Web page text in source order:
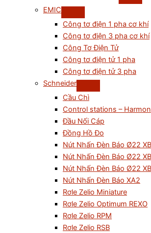
EMIC
Công tơ điện 1 pha cơ khí
Công tơ điện 3 pha cơ khí
Công Tơ Điện Tử
Công tơ điện tử 1 pha
Công tơ điện tử 3 pha
Schneider
Cầu Chì
Control stations –
Đầu Nối Cáp
Đồng Hồ Đo
Nút Nhấn Đèn Báo Ø22
Nút Nhấn Đèn Báo Ø22
Nút Nhấn Đèn Báo Ø22
Nút Nhấn Đèn Báo XA2
Rơle Zelio Miniature
Rơle Zelio Optimum REXO
Rơle Zelio RPM
Rơle Zelio RSB